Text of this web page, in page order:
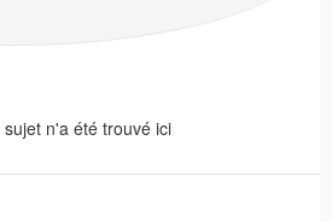
sujet n'a été trouvé ici